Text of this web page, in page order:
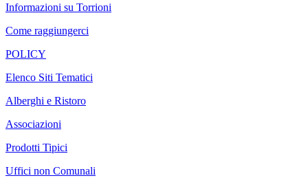
Informazioni su Torrioni
Come raggiungerci
POLICY
Elenco Siti Tematici
Alberghi e Ristoro
Associazioni
Prodotti Tipici
Uffici non Comunali